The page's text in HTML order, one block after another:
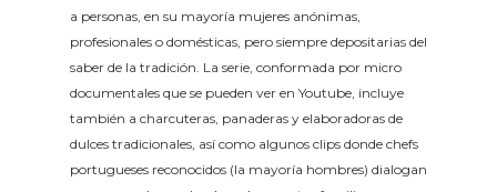
a personas, en su mayoría mujeres anónimas,
profesionales o domésticas, pero siempre depositarias del
saber de la tradición. La serie, conformada por micro
documentales que se pueden ver en Youtube, incluye
también a charcuteras, panaderas y elaboradoras de
dulces tradicionales, así como algunos clips donde chefs
portugueses reconocidos (la mayoría hombres) dialogan